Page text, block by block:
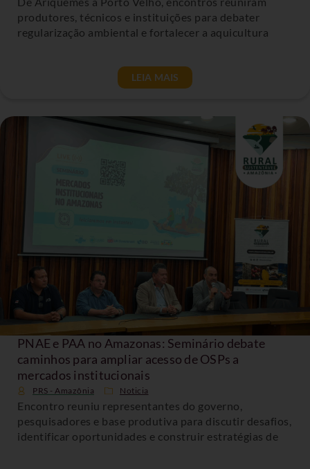
produtores, técnicos e instituições para debater
regularização ambiental e fortalecer a aquicultura
LEIA MAIS
PNAE e PAA no Amazonas: Seminário debate
caminhos para ampliar acesso de OSPs a
mercados institucionais
PRS - Amazônia Noticia
Encontro reuniu representantes do governo,
pesquisadores e base produtiva para discutir desafios,
identificar oportunidades e construir estratégias de